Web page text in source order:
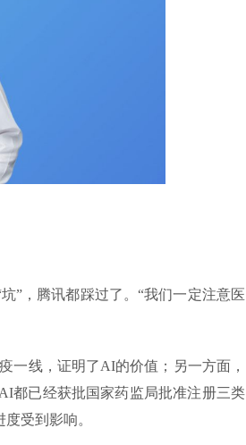
”，腾讯都踩过了。“我们一定注意医
一线，证明了AI的价值；另一方面，
都已经获批国家药监局批准注册三类
受到影响。